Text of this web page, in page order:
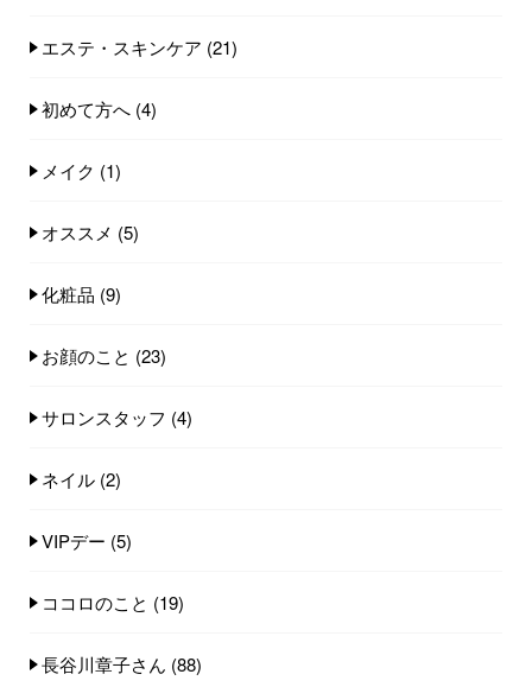
エステ・スキンケア (21)
初めて方へ (4)
メイク (1)
オススメ (5)
化粧品 (9)
お顔のこと (23)
サロンスタッフ (4)
ネイル (2)
VIPデー (5)
ココロのこと (19)
長谷川章子さん (88)